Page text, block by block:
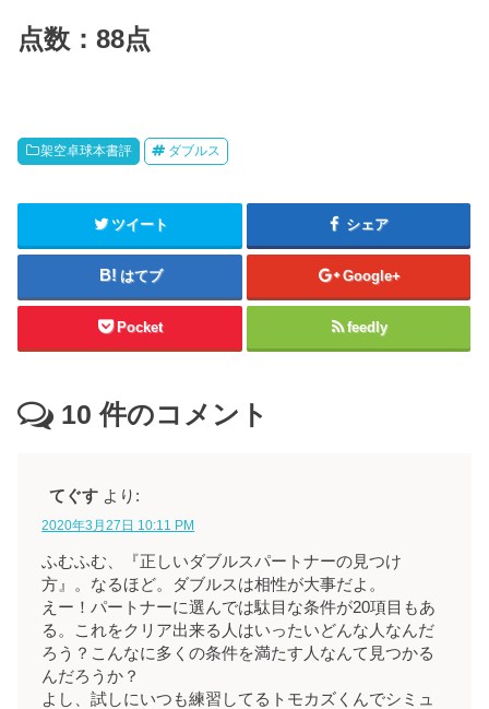
点数：88点
架空卓球本書評 ダブルス
ツイート シェア
はてブ Google+
Pocket feedly
10 件のコメント
てぐす より:
2020年3月27日 10:11 PM
ふむふむ、『正しいダブルスパートナーの見つけ
方』。なるほど。ダブルスは相性が大事だよ。
えー！パートナーに選んでは駄目な条件が20項目もあ
る。これをクリア出来る人はいったいどんな人なんだ
ろう？こんなに多くの条件を満たす人なんて見つかる
んだろうか？
よし、試しにいつも練習してるトモカズくんでシミュ